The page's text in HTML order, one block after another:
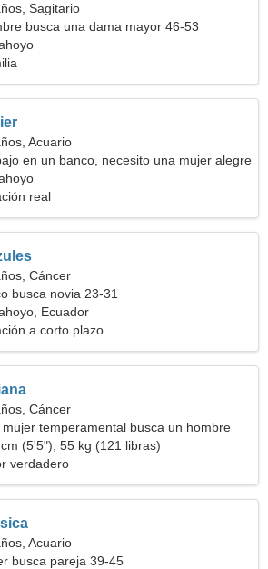
Sagitario
busca una dama mayor 46-53
Acuario
en un banco, necesito una mujer alegre
real
Cáncer
busca novia 23-31
Ecuador
a corto plazo
Cáncer
mujer temperamental busca un hombre
(5'5"), 55 kg (121 libras)
verdadero
Acuario
busca pareja 39-45